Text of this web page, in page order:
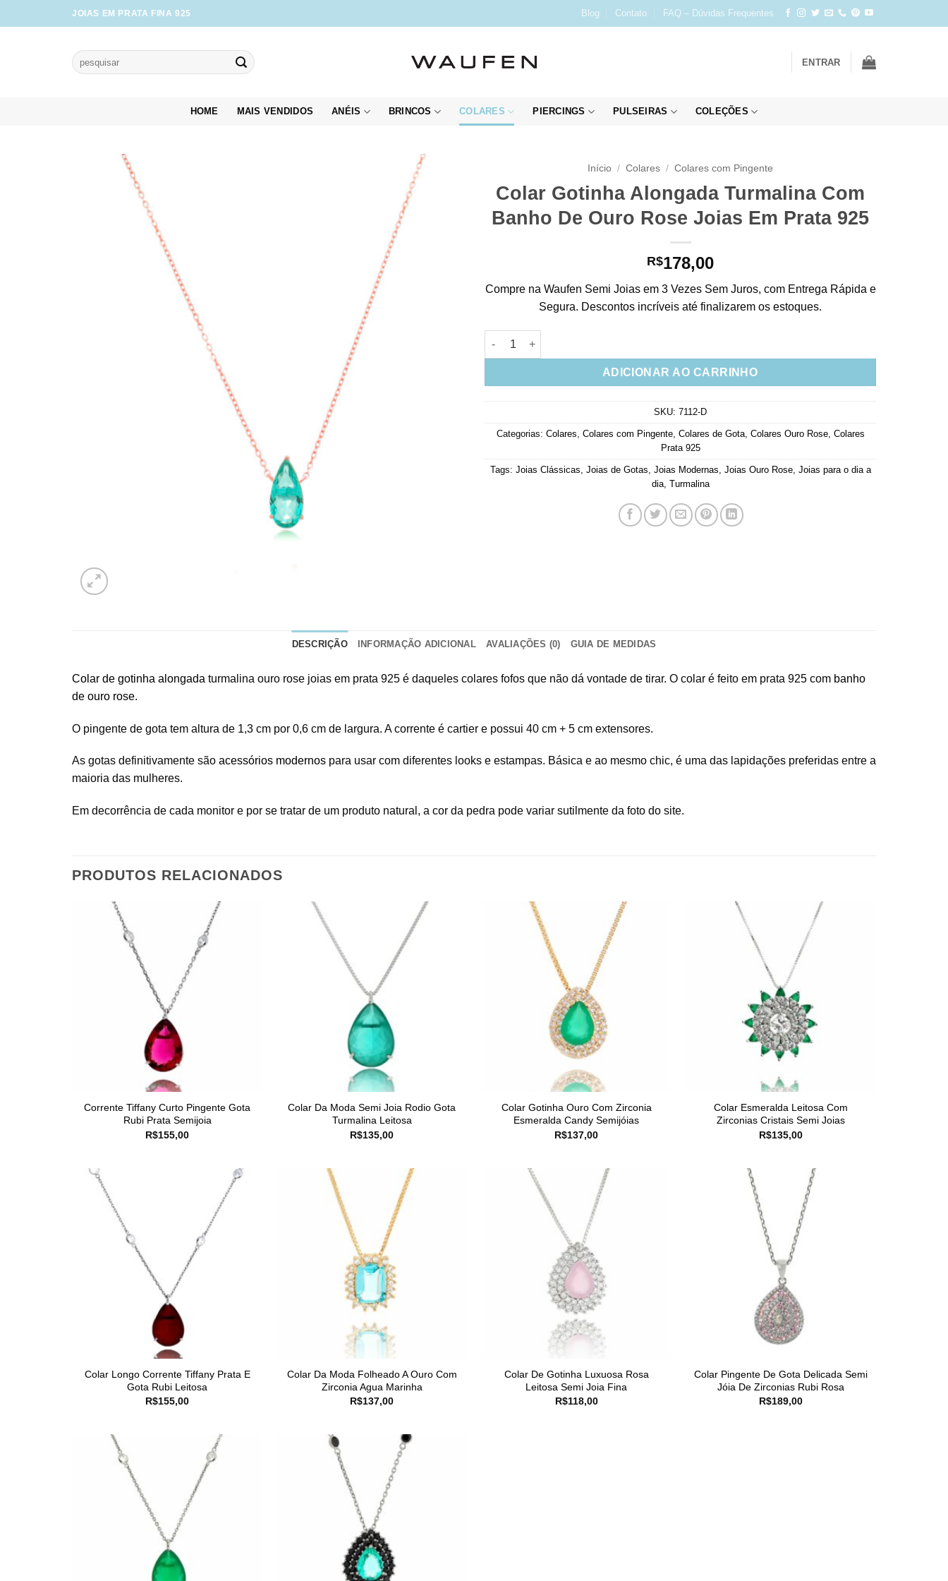
to
JOIAS EM PRATA FINA 925 Blog Contato FAQ – Dúvidas Frequentes
Pesquisar
por:
ENTRAR
HOME MAIS VENDIDOS ANÉIS BRINCOS COLARES PIERCINGS PULSEIRAS COLEÇÕES
Início / Colares / Colares com Pingente
Colar Gotinha Alongada Turmalina Com
Banho De Ouro Rose Joias Em Prata 925
R$178,00
Compre na Waufen Semi Joias em 3 Vezes Sem Juros, com Entrega Rápida e
Segura. Descontos incríveis até finalizarem os estoques.
Colar Gotinha Alongada Turmalina Com Banho De Ouro Rose Joias Em Prata 925 quantidade
ADICIONAR AO CARRINHO
SKU: 7112-D
Categorias: Colares Colares com Pingente, Colares de Gota, Colares Ouro Rose, Colares
Prata 925
Tags: Joias Clássicas Joias de Gotas Joias Modernas Joias Ouro Rose, Joias para o dia a
dia, Turmalina
DESCRIÇÃO INFORMAÇÃO ADICIONAL AVALIAÇÕES (0) GUIA DE MEDIDAS
Colar de gotinha alongada turmalina ouro rose joias em prata 925 é daqueles colares fofos que não dá vontade de tirar. O colar é feito em prata 925 com banho
de ouro rose.
O pingente de gota tem altura de 1,3 cm por 0,6 cm de largura. A corrente é cartier e possui 40 cm + 5 cm extensores.
As gotas definitivamente são acessórios modernos para usar com diferentes looks e estampas. Básica e ao mesmo chic, é uma das lapidações preferidas entre a
maioria das mulheres.
Em decorrência de cada monitor e por se tratar de um produto natural, a cor da pedra pode variar sutilmente da foto do site.
PRODUTOS RELACIONADOS
Corrente Tiffany Curto Pingente Gota
Rubi Prata Semijoia
R$155,00
Colar Da Moda Semi Joia Rodio Gota
Turmalina Leitosa
R$135,00
Colar Gotinha Ouro Com Zirconia
Esmeralda Candy Semijóias
R$137,00
Colar Esmeralda Leitosa Com
Zirconias Cristais Semi Joias
R$135,00
Colar Longo Corrente Tiffany Prata E
Gota Rubi Leitosa
R$155,00
Colar Da Moda Folheado A Ouro Com
Zirconia Agua Marinha
R$137,00
Colar De Gotinha Luxuosa Rosa
Leitosa Semi Joia Fina
R$118,00
Colar Pingente De Gota Delicada Semi
Jóia De Zirconias Rubi Rosa
R$189,00